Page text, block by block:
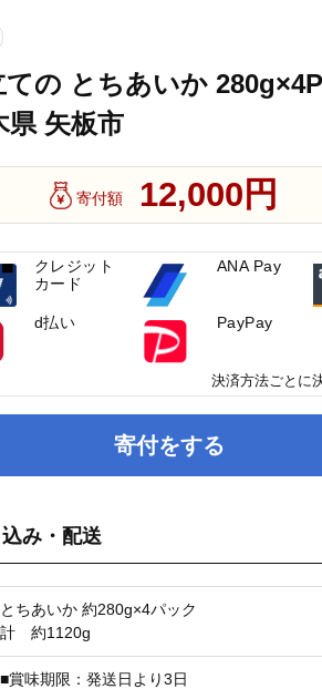
の とちあいか
県 矢板市
寄付額 12,000円
寄付をする
み・配送
とちあいか 約280g×4パック
計 約1120g
■賞味期限：発送日より3日
クレジット
カード
ANA Pay
d払い PayPay
決済方法ごとに